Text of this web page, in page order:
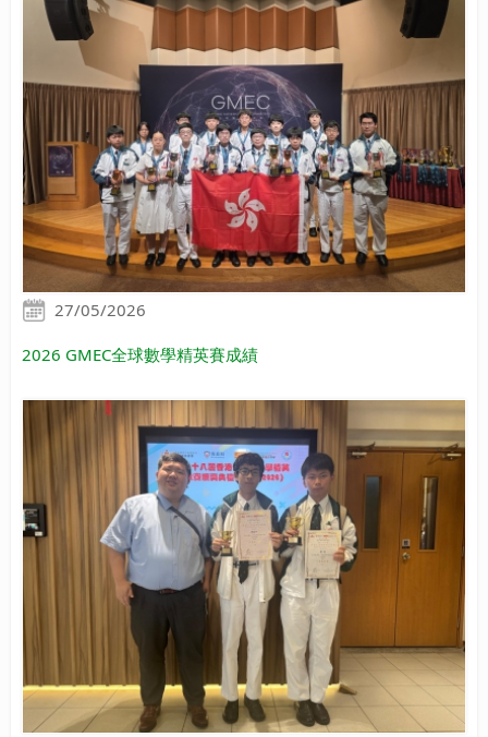
27/05/2026
2026 GMEC全球數學精英賽成績